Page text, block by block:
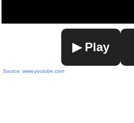
▶ Play
Source: www.youtube.com